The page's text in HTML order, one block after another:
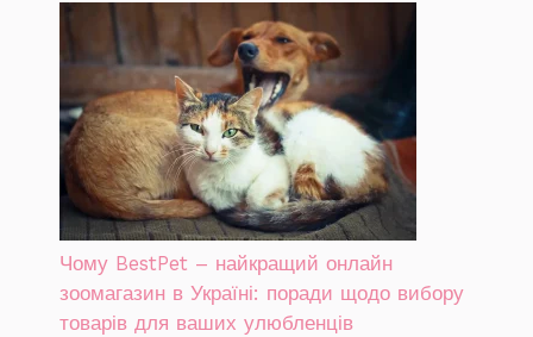
Чому BestPet – найкращий онлайн
зоомагазин в Україні: поради щодо вибору
товарів для ваших улюбленців